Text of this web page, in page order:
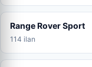
Range Rover Sport
114 ilan